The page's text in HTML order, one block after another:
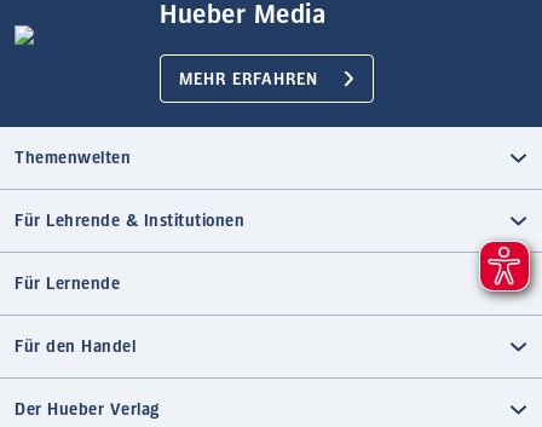
Hueber Media
MEHR ERFAHREN
Themenwelten
Für Lehrende & Institutionen
Für Lernende
Für den Handel
Der Hueber Verlag